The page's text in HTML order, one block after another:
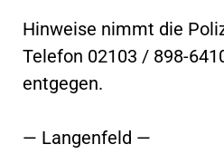
Hinweise nimmt die
Telefon 02103 / 898-
entgegen.
— Langenfeld —